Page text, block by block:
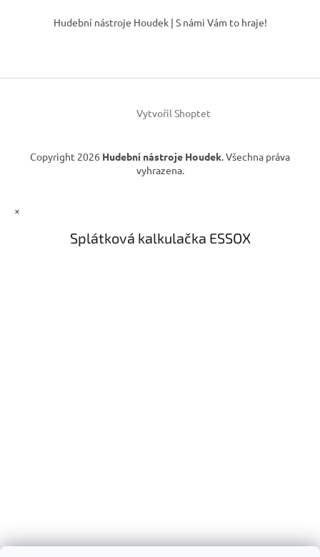
p
y
ý
s
u
í
í
Hudební nástroje Houdek | S námi Vám to hraje!
Vytvořil Shoptet
Copyright 2026 Hudební nástroje Houdek. Všechna práva
vyhrazena.
×
Splátková kalkulačka ESSOX